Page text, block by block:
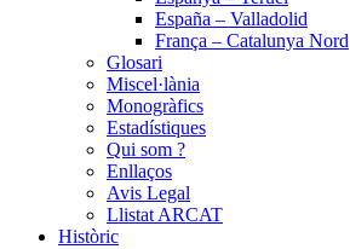
España – Valladolid
França – Catalunya Nord
Glosari
Miscel·lània
Monogràfics
Estadístiques
Qui som ?
Enllaços
Avis Legal
Llistat ARCAT
Històric